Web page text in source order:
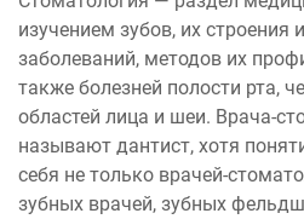
изучением зубов, их строения
заболеваний, методов их
также болезней полости рта,
областей лица и шеи. Врача-
называют дантист, хотя
себя не только врачей-
зубных врачей, зубных